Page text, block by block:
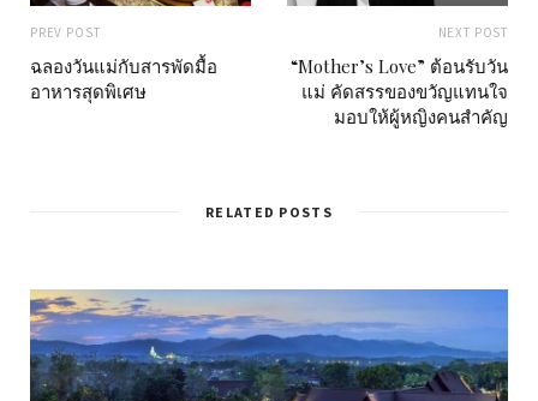
PREV POST
ฉลองวันแม่กับสารพัดมื้อ
อาหารสุดพิเศษ
NEXT POST
“Mother’s Love” ต้อนรับวัน
แม่ คัดสรรของขวัญแทนใจ
มอบให้ผู้หญิงคนสำคัญ
RELATED POSTS